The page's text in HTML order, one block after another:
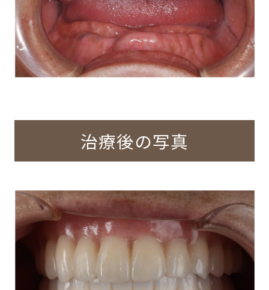
治療後の写真